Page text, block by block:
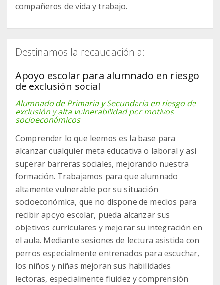
compañeros de vida y trabajo.
Destinamos la recaudación a:
Apoyo escolar para alumnado en riesgo
de exclusión social
Alumnado de Primaria y Secundaria en riesgo de
exclusión y alta vulnerabilidad por motivos
socioeconómicos
Comprender lo que leemos es la base para
alcanzar cualquier meta educativa o laboral y así
superar barreras sociales, mejorando nuestra
formación. Trabajamos para que alumnado
altamente vulnerable por su situación
socioeconómica, que no dispone de medios para
recibir apoyo escolar, pueda alcanzar sus
objetivos curriculares y mejorar su integración en
el aula. Mediante sesiones de lectura asistida con
perros especialmente entrenados para escuchar,
los niños y niñas mejoran sus habilidades
lectoras, especialmente fluidez y comprensión